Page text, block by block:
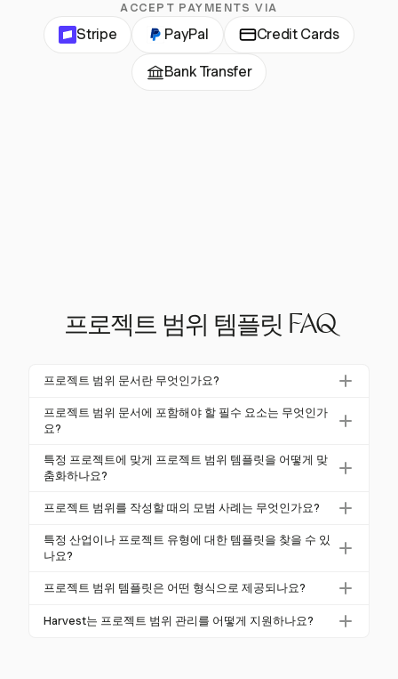
ACCEPT PAYMENTS VIA
Stripe PayPal Credit Cards
Bank Transfer
프로젝트 범위 템플릿 FAQ
프로젝트 범위 문서란 무엇인가요?
프로젝트 범위 문서는 프로젝트 경계, 전달물 및 목표
를 설명하며, 프로젝트 생애 주기 전반에 걸쳐 참조 역
하는 데 도움을 줍니다.
프로젝트 범위 문서에 포함해야 할 필수 요소는 무엇인가
요?
필수 요소에는 프로젝트 목표, 전달물, 제외 사항, 제약
조건, 가정, 이해관계자, 일정, 예산 및 수용 기준이 포
특정 프로젝트에 맞게 프로젝트 범위 템플릿을 어떻게 맞
춤화하나요?
프로젝트의 요구에 맞게 섹션을 편집하여 맞춤화하고,
사-붙여넣기를 피하고, 명확성과 관련성을 위해 내용을
조정하세요.
프로젝트 범위를 작성할 때의 모범 사례는 무엇인가요?
모범 사례에는 명확한 언어 사용, 이해관계자 참여, 시
각적 도구 사용, 변경 사항 문서화 및 정기적인 검토가
유지하는 데 도움이 됩니다.
특정 산업이나 프로젝트 유형에 대한 템플릿을 찾을 수 있
나요?
네, 소프트웨어 개발, 건설, 마케팅과 같은 산업에 대한
항목이 포함되어 있습니다.
프로젝트 범위 템플릿은 어떤 형식으로 제공되나요?
프로젝트 범위 템플릿은 일반적으로 Word, Excel, PDF
Harvest는 프로젝트 범위 관리를 어떻게 지원하나요?